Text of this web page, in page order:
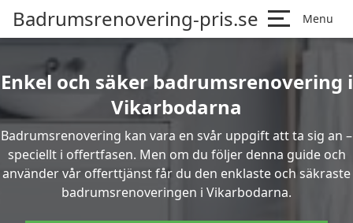
Badrumsrenovering-pris.se Menu
Enkel och säker badrumsrenovering i
Vikarbodarna
Badrumsrenovering kan vara en svår uppgift att ta sig an –
speciellt i offertfasen. Men om du följer denna guide och
använder vår offerttjänst får du den enklaste och säkraste
badrumsrenoveringen i Vikarbodarna.